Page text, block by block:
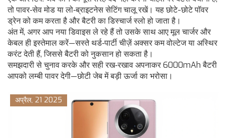
तो पावर‑सेव मोड या लो‑ब्राइटनेस सेटिंग चालू रखें। यह छोटे-छोटे पॉवर
ड्रेन को कम करता है और बैटरी का डिस्चार्ज स्लो हो जाता है।
अंत में, अगर आप नया डिवाइस ले रहे हैं तो उसके साथ आए मूल चार्जर और
केबल ही इस्तेमाल करें—सस्ते थर्ड‑पार्टी चीज़ें अक्सर कम वोल्टेज या अस्थिर
करंट देती हैं, जिससे बैटरी को नुकसान हो सकता है।
समझदारी से चुनाव करके और सही रख‑रखाव अपनाकर 6000mAh बैटरी
आपको लम्बी पावर देगी—छोटी जेब में बड़ी ऊर्जा का भरोसा।
अप्रैल, 21 2025